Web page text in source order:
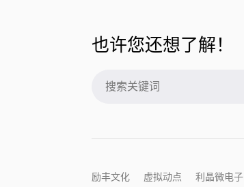
也许您还想了解！
励丰文化 虚拟动点 利晶微电子